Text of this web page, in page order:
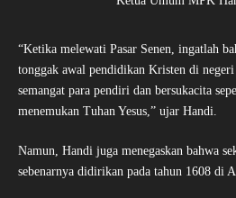
“Ketika melewati Pasar Senen, ingatlah
tonggak awal pendidikan Kristen di
semangat para pendiri dan bersukacita
menemukan Tuhan Yesus,” ujar Handi.
Namun, Handi juga menegaskan bahwa
sebenarnya didirikan pada tahun 1608 di